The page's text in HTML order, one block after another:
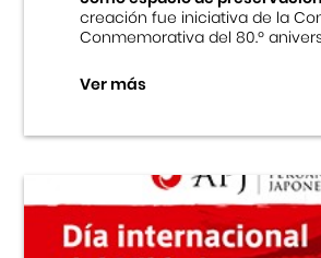
creación fue iniciativa de la
Conmemorativa del 80.º
Ver más